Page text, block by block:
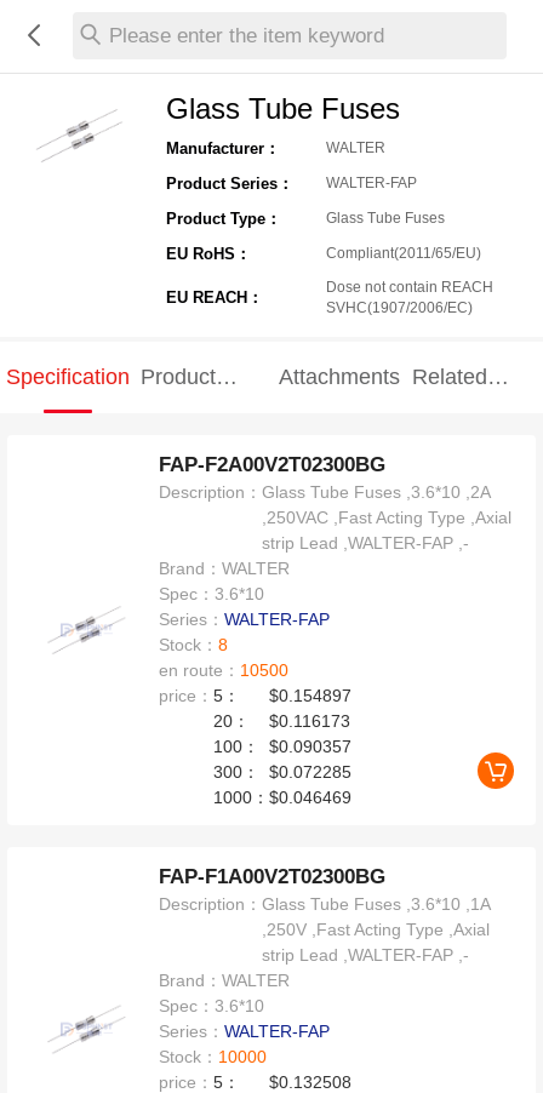
Please enter the item keyword
Glass Tube Fuses
Manufacturer： WALTER
Product Series： WALTER-FAP
Product Type： Glass Tube Fuses
EU RoHS： Compliant(2011/65/EU)
EU REACH：
Dose not contain REACH
SVHC(1907/2006/EC)
Specification Product
Attachments Related
FAP-F2A00V2T02300BG
Description：Glass Tube Fuses ,3.6*10 ,2A
,250VAC ,Fast Acting Type ,Axial
strip Lead ,WALTER-FAP ,-
Brand：WALTER
Spec：3.6*10
Series：WALTER-FAP
Stock：8
en route： 10500
price：5：
$0.154897
20：
$0.116173
100：
$0.090357
300：
$0.072285
1000：$0.046469
FAP-F1A00V2T02300BG
Description：Glass Tube Fuses ,3.6*10 ,1A
,250V ,Fast Acting Type ,Axial
strip Lead ,WALTER-FAP ,-
Brand：WALTER
Spec：3.6*10
Series：WALTER-FAP
Stock： 10000
price：5：
$0.132508